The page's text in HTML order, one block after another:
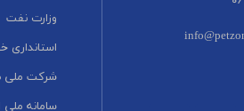
وزارت نفت
استانداری
شرکت ملی
سامانه ملی